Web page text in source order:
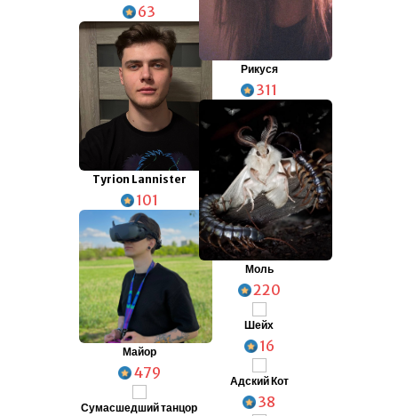
63
Tyrion Lannister
101
Майор
479
Сумасшедший танцор
Рикуся
311
Моль
220
Шейх
16
Адский Кот
38